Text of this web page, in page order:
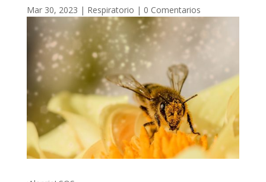
Mar 30, 2023 | Respiratorio | 0 Comentarios